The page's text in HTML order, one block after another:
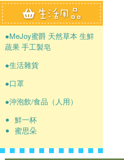
●MeJoy蜜爵 天然草本 生鮮
蔬果 手工製皂
●生活雜貨
●口罩
●沖泡飲/食品（人用）
鮮一杯
蜜思朵